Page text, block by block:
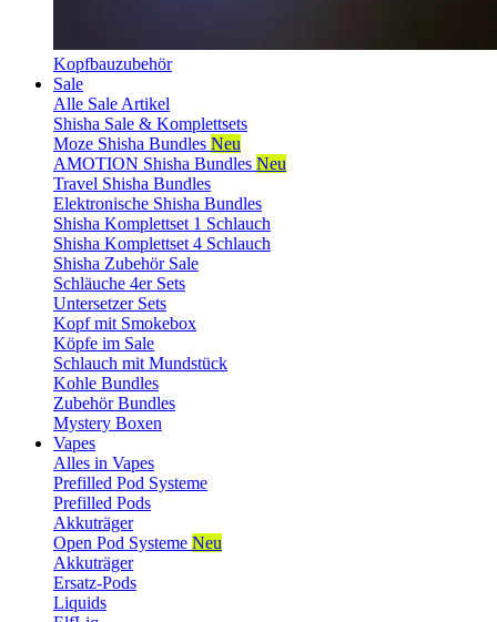
Kopfbauzubehör
Sale
Alle Sale Artikel
Shisha Sale & Komplettsets
Moze Shisha Bundles Neu
AMOTION Shisha Bundles Neu
Travel Shisha Bundles
Elektronische Shisha Bundles
Shisha Komplettset 1 Schlauch
Shisha Komplettset 4 Schlauch
Shisha Zubehör Sale
Schläuche 4er Sets
Untersetzer Sets
Kopf mit Smokebox
Köpfe im Sale
Schlauch mit Mundstück
Kohle Bundles
Zubehör Bundles
Mystery Boxen
Vapes
Alles in Vapes
Prefilled Pod Systeme
Prefilled Pods
Akkuträger
Open Pod Systeme Neu
Akkuträger
Ersatz-Pods
Liquids